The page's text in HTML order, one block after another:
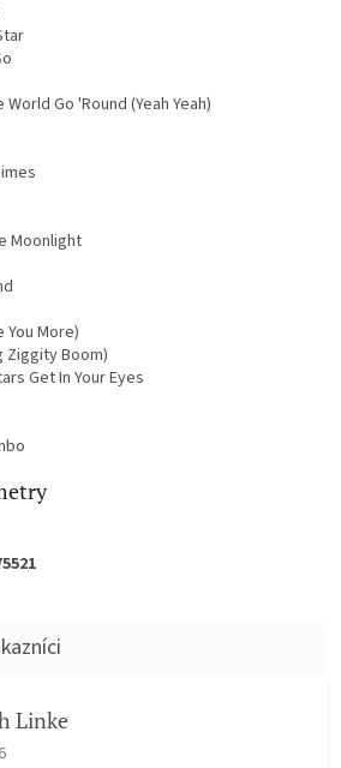
Go 'Round (Yeah Yeah)
Moonlight
You More)
Ziggity Boom)
Get In Your Eyes
Linke
obchodu je 5 z 5 hvězdiček.